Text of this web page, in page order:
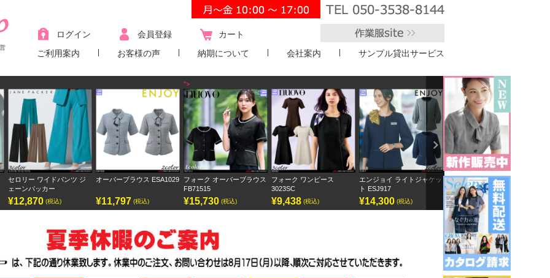
ログイン 会員登録
カート
ご利用案内
お客様の声 納期について 会社案内 サンプル貸出サービス
ジ オーバーブラウス ESA1029
¥11,797 (税込)
フォーク オーバーブラウス
¥15,730 (税込)
フォーク ワンピース
3023SC
¥9,438 (税込)
エンジョイ ライトジャケッ
ト ESJ917
¥14,300
ボンオフィス キュロット
AC3217
¥9,295 (税込)
半袖オーバーブラウス
GOBL-2602
¥12,155 (税込)
Next